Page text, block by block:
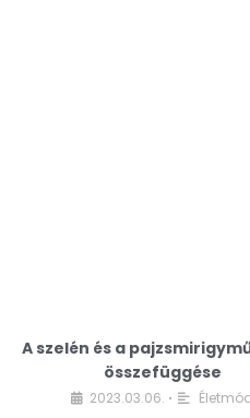
A szelén és a
összefüggése
2023.03.06. •